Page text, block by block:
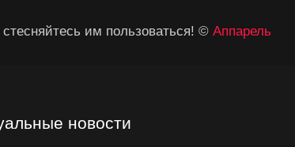
им пользоваться! © Аппарель
новости